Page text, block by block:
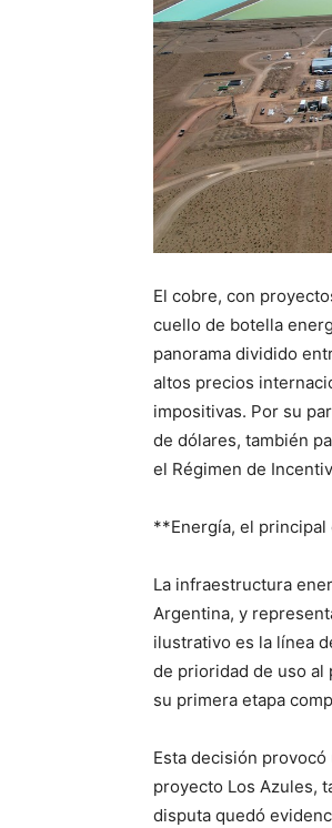
El cobre, con
cuello de botella
panorama dividido
altos precios
impositivas. Por su
de dólares, también
el Régimen de
**Energía, el
La infraestructura
Argentina, y
ilustrativo es la línea
de prioridad de uso al
su primera etapa
Esta decisión
proyecto Los Azules,
disputa quedó